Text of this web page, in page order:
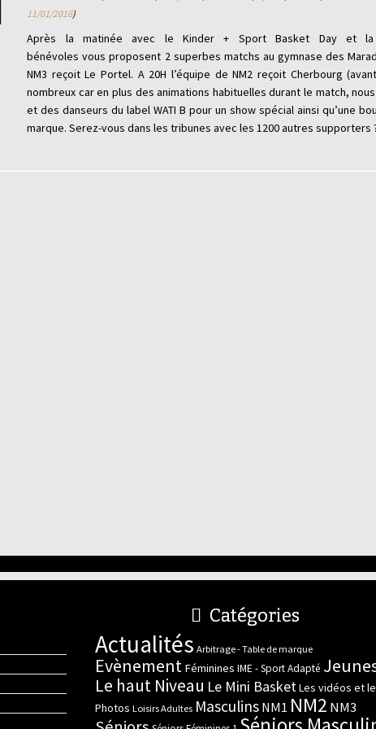
11/01/2016)
Après la matinée avec le Kinder + Sport Basket Day et
bénévoles vous proposent 2 superbes matchs au gymnase des
NM3 reçoit Le Portel. A 20H l’équipe de NM2 reçoit Cherbourg
nombreux car en plus des animations habituelles durant le match,
et des danseurs du label WATI B pour un show spécial ainsi qu’une
marque. Serez-vous dans les tribunes avec les 1200 autres supporters
Catégories
Actualités Arbitrage - Table de marque
Evènement Féminines IME - Sport Adapté
Le haut Niveau Le Mini BasketLes vidéos et
Photos Loisirs Adultes Masculins NM1 NM2 NM3